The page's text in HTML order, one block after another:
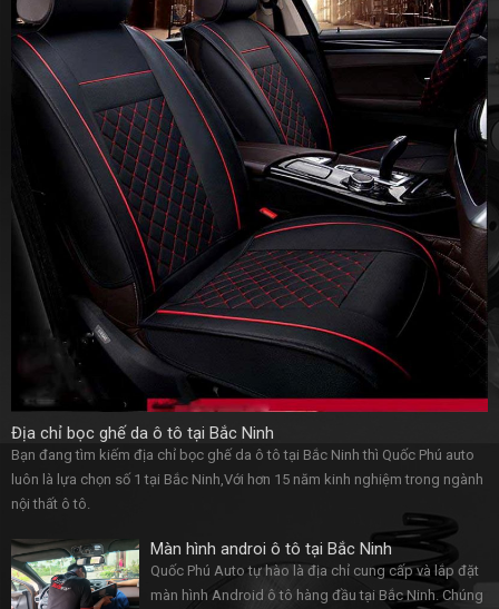
Địa chỉ bọc ghế da ô tô tại Bắc Ninh
Bạn đang tìm kiếm địa chỉ bọc ghế da ô tô tại Bắc Ninh thì Quốc Phú auto
luôn là lựa chọn số 1 tại Bắc Ninh,Với hơn 15 năm kinh nghiệm trong ngành
nội thất ô tô.
Màn hình androi ô tô tại Bắc Ninh
Quốc Phú Auto tự hào là địa chỉ cung cấp và lắp đặt
màn hình Android ô tô hàng đầu tại Bắc Ninh. Chúng